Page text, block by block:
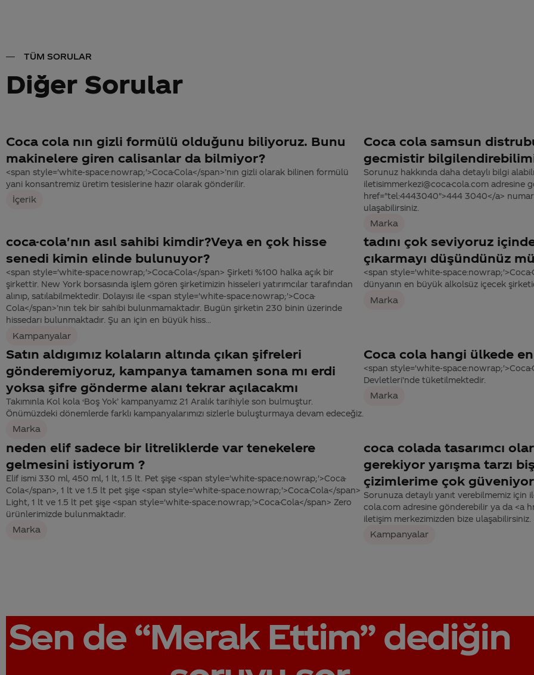
TÜM SORULAR
Diğer Sorular
Coca cola nın gizli formülü olduğunu biliyoruz. Bunu
makinelere giren calisanlar da bilmiyor?
<span style='white-space:nowrap;'>Coca-Cola</span>’nın gizli olarak bilinen formülü
yani konsantremiz üretim tesislerine hazır olarak gönderilir.
İçerik
Coca cola samsun
gecmistir
Sorunuz hakkında daha detaylı bilgi
iletisimmerkezi@coca-cola.com adresine
href="tel:4443040">444 3040</a>
ulaşabilirsiniz.
Marka
coca-cola'nın asıl sahibi kimdir?Veya en çok hisse
senedi kimin elinde bulunuyor?
<span style='white-space:nowrap;'>Coca-Cola</span> Şirketi %100 halka açık bir
şirkettir. New York borsasında işlem gören şirketimizin hisseleri yatırımcılar tarafından
alınıp, satılabilmektedir. Dolayısı ile <span style='white-space:nowrap;'>Coca-
Cola</span>’nın tek bir sahibi bulunmamaktadır. Bugün şirketin 230 binin üzerinde
hissedarı bulunmaktadır. Şu an için en büyük hiss...
Kampanyalar
tadını çok seviyoruz
çıkarmayı düşündünüz
<span style='white-
dünyanın en büyük alkolsüz içecek
Marka
Satın aldıgımız kolaların altında çıkan şifreleri
gönderemiyoruz, kampanya tamamen sona mı erdi
yoksa şifre gönderme alanı tekrar açılacakmı
Takımınla Kol kola ‘Boş Yok’ kampanyamız 21 Aralık tarihiyle son bulmuştur.
Önümüzdeki dönemlerde farklı kampanyalarımızı sizlerle buluşturmaya devam edeceğiz.
Marka
Coca cola hangi ülkede
<span style='white-
Devletleri’nde tüketilmektedir.
Marka
neden elif sadece bir litreliklerde var tenekelere
gelmesini istiyorum ?
Elif ismi 330 ml, 450 ml, 1 lt, 1.5 lt. Pet şişe <span style='white-space:nowrap;'>Coca-
Cola</span>, 1 lt ve 1.5 lt pet şişe <span style='white-space:nowrap;'>Coca-Cola</span>
Light, 1 lt ve 1.5 lt pet şişe <span style='white-space:nowrap;'>Coca-Cola</span> Zero
ürünlerimizde bulunmaktadır.
Marka
coca colada tasarımcı
gerekiyor yarışma tarzı
çizimlerime çok
Sorunuza detaylı yanıt verebilmemiz için
cola.com adresine gönderebilir ya da <a
iletişim merkezimizden bize ulaşabilirsiniz.
Kampanyalar
Sen de “Merak Ettim”dediğin